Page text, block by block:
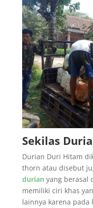
Sekilas
Durian Duri Hitam
thorn atau disebut
durian yang berasal
memiliki ciri khas
lainnya karena